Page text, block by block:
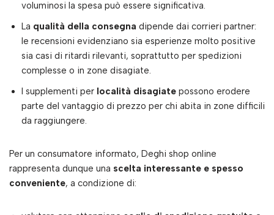
voluminosi la spesa può essere significativa.
La qualità della consegna dipende dai corrieri partner:
le recensioni evidenziano sia esperienze molto positive
sia casi di ritardi rilevanti, soprattutto per spedizioni
complesse o in zone disagiate.
I supplementi per località disagiate possono erodere
parte del vantaggio di prezzo per chi abita in zone difficili
da raggiungere.
Per un consumatore informato, Deghi shop online
rappresenta dunque una scelta interessante e spesso
conveniente, a condizione di: